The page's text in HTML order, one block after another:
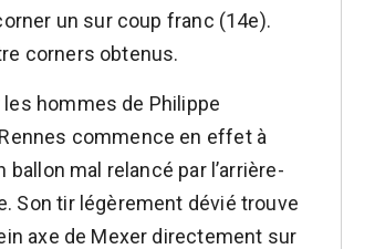
un sur coup franc (14e).
corners obtenus.
hommes de Philippe
commence en effet à
mal relancé par l’arrière-
Son tir légèrement dévié trouve
axe de Mexer directement sur